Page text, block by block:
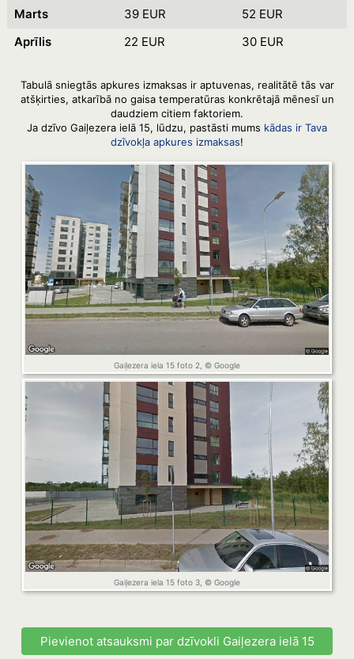
Marts
39 EUR
52 EUR
Aprīlis
22 EUR 30 EUR
Tabulā sniegtās apkures izmaksas ir aptuvenas, realitātē tās var
atšķirties, atkarībā no gaisa temperatūras konkrētajā mēnesī un
daudziem citiem faktoriem.
Ja dzīvo Gaiļezera ielā 15, lūdzu, pastāsti mums kādas ir Tava
dzīvokļa apkures izmaksas!
Gaiļezera iela 15 foto 2, © Google
Gaiļezera iela 15 foto 3, © Google
Pievienot atsauksmi par dzīvokli Gaiļezera ielā 15